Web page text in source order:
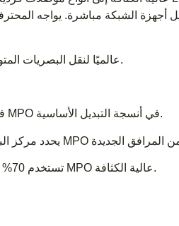
أجهزة الشبكة مباشرة. يواجه
دمج موصلات MPO عالميًا لنقل البصريات المتوازية.
في أمريكا الشمالية، قامت 68% من مراكز البيانات الجديدة بدمج موصلات MPO في أنسجة التبديل الأساسية.
تستخدم 70% من عمليات ترقيات شبكات المؤسسات في اليابان وكوريا الجنوبية كابلات MPO عالية الكثافة.